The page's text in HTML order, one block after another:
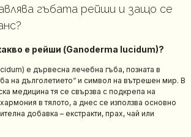
гъбата рейши и защо се
е рейши (Ganoderma lucidum)?
е дървесна лечебна гъба, позната в
на дълголетието“ и символ на вътрешен мир. В
медицина тя се свързва с подкрепа на
в тялото, а днес се използва основно
добавка – екстракти, прах, чай или